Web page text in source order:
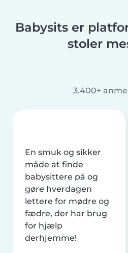
Babysits er
stoler
3.400+
En smuk og sikker
måde at finde
babysittere på og
gøre hverdagen
lettere for mødre og
fædre, der har brug
for hjælp
derhjemme!